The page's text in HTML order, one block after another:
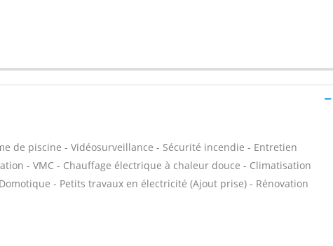
de piscine - Vidéosurveillance - Sécurité incendie - Entretien
- VMC - Chauffage électrique à chaleur douce - Climatisation
- Petits travaux en électricité (Ajout prise) - Rénovation